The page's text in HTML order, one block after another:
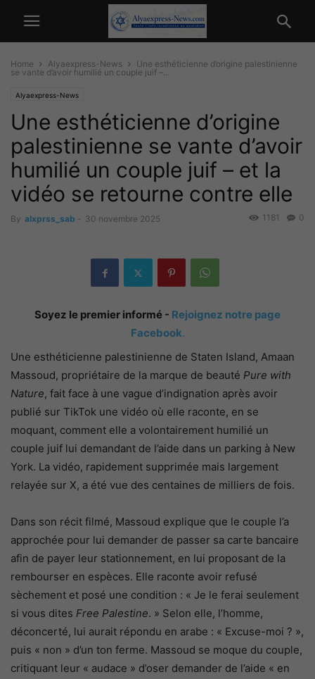
Home Alyaexpress-News
Une esthéticienne d’origine palestinienne
se vante d’avoir humilié un couple juif –...
Alyaexpress-News
Une esthéticienne d’origine
palestinienne se vante d’avoir
humilié un couple juif – et la
vidéo se retourne contre elle
By alxprss_sab - 30 novembre 2025 0
1181
Soyez le premier informé - Rejoignez notre page
Facebook.
Une esthéticienne palestinienne de Staten Island, Amaan
Massoud, propriétaire de la marque de beauté Pure with
Nature, fait face à une vague d’indignation après avoir
publié sur TikTok une vidéo où elle raconte, en se
moquant, comment elle a volontairement humilié un
couple juif lui demandant de l’aide dans un parking à New
York. La vidéo, rapidement supprimée mais largement
relayée sur X, a été vue des centaines de milliers de fois.
Dans son récit filmé, Massoud explique que le couple l’a
approchée pour lui demander de passer sa carte bancaire
afin de payer leur stationnement, en lui proposant de la
rembourser en espèces. Elle raconte avoir refusé
sèchement et posé une condition : « Je le ferai seulement
si vous dites Free Palestine. » Selon elle, l’homme,
déconcerté, lui aurait répondu en arabe : « Excuse-moi ? »,
puis « non » d’un ton ferme. Massoud se moque du couple,
critiquant leur « audace » d’oser demander de l’aide « en